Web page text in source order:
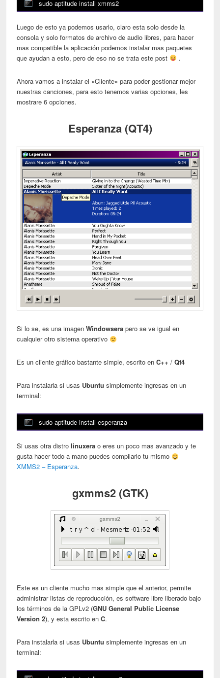
sudo aptitude install xmms2
Luego de esto ya podemos usarlo, claro esta solo desde la
consola y solo formatos de archivo de audio libres, para hacer
mas compatible la aplicación podemos instalar mas paquetes
que ayudan a esto, pero de eso no se trata este post
.
Ahora vamos a instalar el «Cliente» para poder gestionar mejor
nuestras canciones, para esto tenemos varias opciones, les
mostrare 6 opciones.
Esperanza (QT4)
Si lo se, es una imagenWindowsera pero se ve igual en
cualquier otro sistema operativo
Es un cliente gráfico bastante simple, escrito enC++ /Qt4
Para instalarla si usas Ubuntu simplemente ingresas en un
terminal:
sudo aptitude install esperanza
Si usas otra distrolinuxera o eres un poco mas avanzado y te
gusta hacer todo a mano puedes compilarlo tu mismo
XMMS2 – Esperanza.
gxmms2 (GTK)
Este es un cliente mucho mas simple que el anterior, permite
administrar listas de reproducción, es software libre liberado bajo
los términos de la GPLv2 (GNU General Public License
Version 2), y esta escrito enC.
Para instalarla si usas Ubuntu simplemente ingresas en un
terminal: